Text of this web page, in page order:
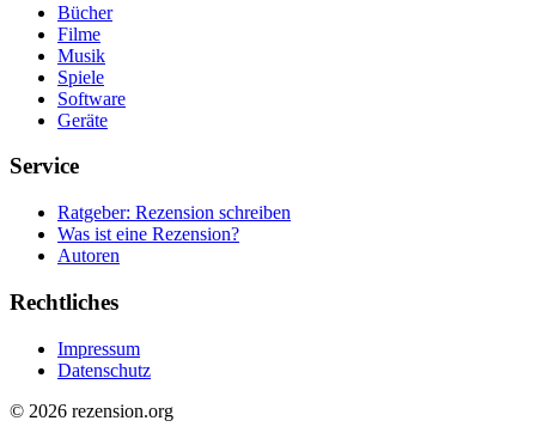
Bücher
Filme
Musik
Spiele
Software
Geräte
Service
Ratgeber: Rezension schreiben
Was ist eine Rezension?
Autoren
Rechtliches
Impressum
Datenschutz
© 2026 rezension.org